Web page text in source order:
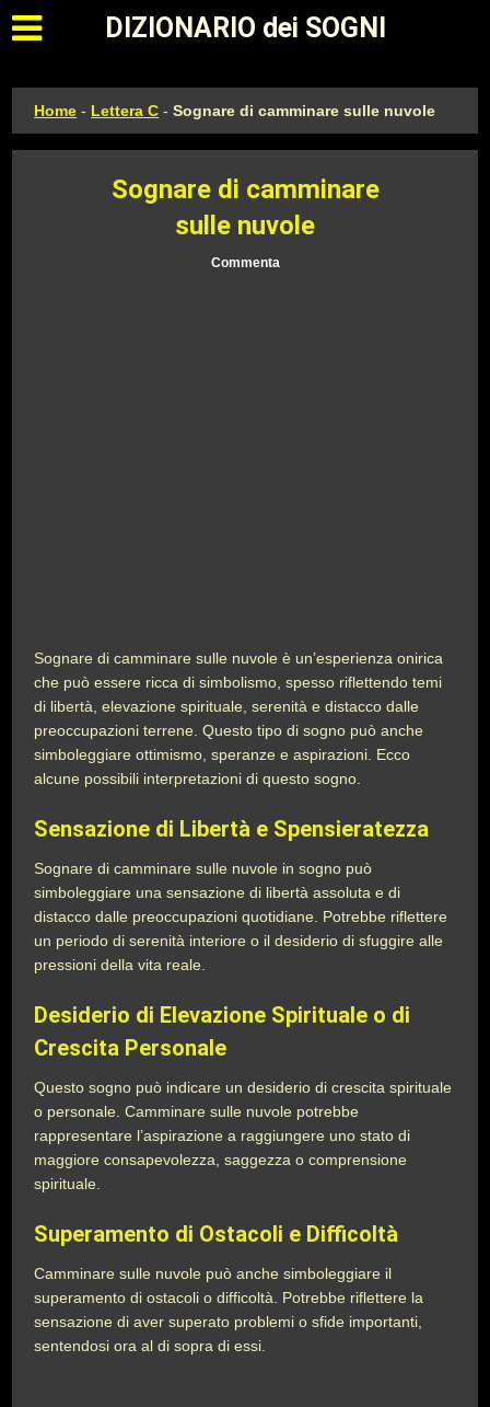
Apri il menu principale
DIZIONARIO dei SOGNI
Home - Lettera C -Sognare di camminare sulle nuvole
Sognare di camminare
sulle nuvole
Commenta
Sognare di camminare sulle nuvole è un’esperienza onirica
che può essere ricca di simbolismo, spesso riflettendo temi
di libertà, elevazione spirituale, serenità e distacco dalle
preoccupazioni terrene. Questo tipo di sogno può anche
simboleggiare ottimismo, speranze e aspirazioni. Ecco
alcune possibili interpretazioni di questo sogno.
Sensazione di Libertà e Spensieratezza
Sognare di camminare sulle nuvole in sogno può
simboleggiare una sensazione di libertà assoluta e di
distacco dalle preoccupazioni quotidiane. Potrebbe riflettere
un periodo di serenità interiore o il desiderio di sfuggire alle
pressioni della vita reale.
Desiderio di Elevazione Spirituale o di
Crescita Personale
Questo sogno può indicare un desiderio di crescita spirituale
o personale. Camminare sulle nuvole potrebbe
rappresentare l’aspirazione a raggiungere uno stato di
maggiore consapevolezza, saggezza o comprensione
spirituale.
Superamento di Ostacoli e Difficoltà
Camminare sulle nuvole può anche simboleggiare il
superamento di ostacoli o difficoltà. Potrebbe riflettere la
sensazione di aver superato problemi o sfide importanti,
sentendosi ora al di sopra di essi.